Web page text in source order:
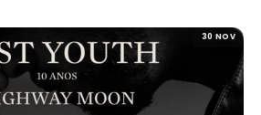
30 NOV